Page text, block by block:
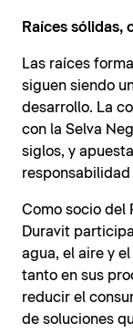
Raíces
Las raíces
siguen siendo
desarrollo. La
con la Selva
siglos, y
Como socio del
Duravit
agua, el aire y
tanto en sus
reducir el
de soluciones